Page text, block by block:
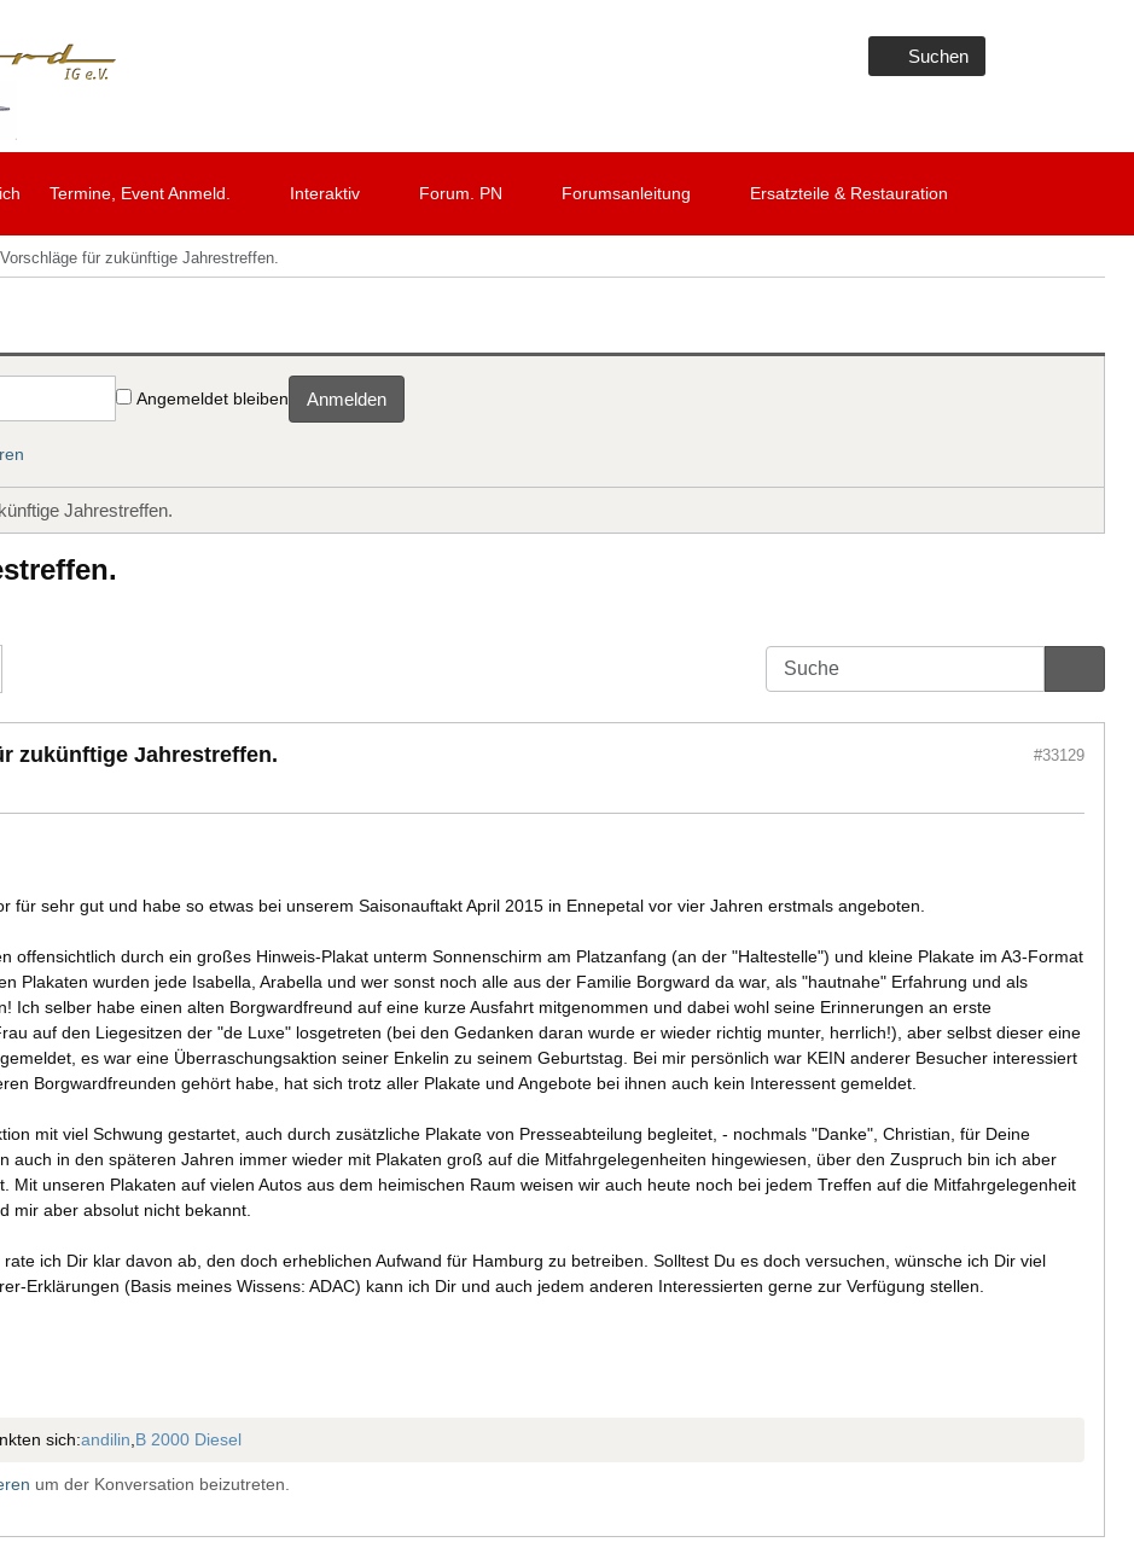
Suchen
Termine, Event Anmeld. Interaktiv Forum. PN Forumsanleitung Ersatzteile & Restauration
Vorschläge für zukünftige Jahrestreffen.
Angemeldet bleiben Anmelden
Jahrestreffen.
zukünftige Jahrestreffen. #33129
für sehr gut und habe so etwas bei unserem Saisonauftakt April 2015 in Ennepetal vor vier Jahren erstmals angeboten.
offensichtlich durch ein großes Hinweis-Plakat unterm Sonnenschirm am Platzanfang (an der "Haltestelle") und kleine Plakate im A3-Format
Plakaten wurden jede Isabella, Arabella und wer sonst noch alle aus der Familie Borgward da war, als "hautnahe" Erfahrung und als
Ich selber habe einen alten Borgwardfreund auf eine kurze Ausfahrt mitgenommen und dabei wohl seine Erinnerungen an erste
auf den Liegesitzen der "de Luxe" losgetreten (bei den Gedanken daran wurde er wieder richtig munter, herrlich!), aber selbst dieser eine
es war eine Überraschungsaktion seiner Enkelin zu seinem Geburtstag. Bei mir persönlich war KEIN anderer Besucher interessiert
Borgwardfreunden gehört habe, hat sich trotz aller Plakate und Angebote bei ihnen auch kein Interessent gemeldet.
mit viel Schwung gestartet, auch durch zusätzliche Plakate von Presseabteilung begleitet, - nochmals "Danke", Christian, für Deine
auch in den späteren Jahren immer wieder mit Plakaten groß auf die Mitfahrgelegenheiten hingewiesen, über den Zuspruch bin ich aber
Mit unseren Plakaten auf vielen Autos aus dem heimischen Raum weisen wir auch heute noch bei jedem Treffen auf die Mitfahrgelegenheit
mir aber absolut nicht bekannt.
ich Dir klar davon ab, den doch erheblichen Aufwand für Hamburg zu betreiben. Solltest Du es doch versuchen, wünsche ich Dir viel
Erklärungen (Basis meines Wissens: ADAC) kann ich Dir und auch jedem anderen Interessierten gerne zur Verfügung stellen.
sich:andilin B 2000 Diesel
um der Konversation beizutreten.